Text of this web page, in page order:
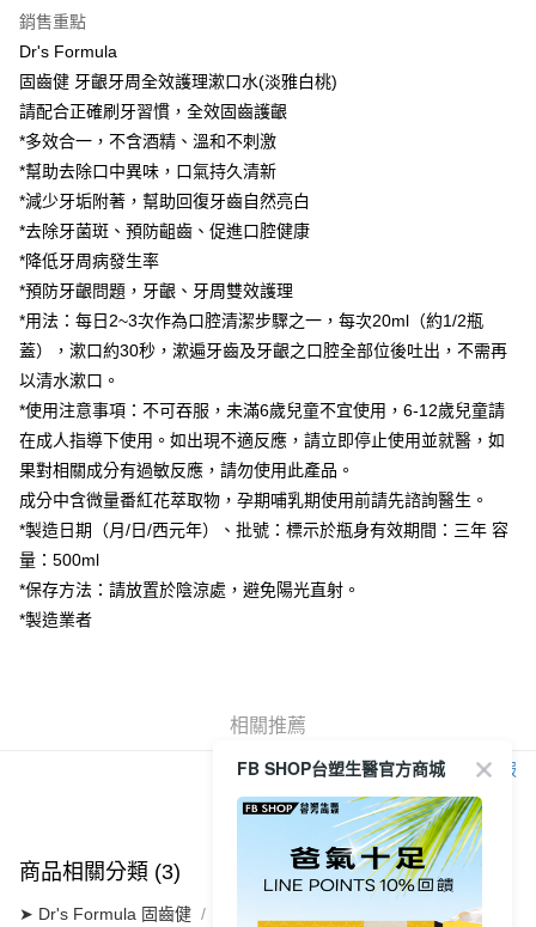
買賣價金債權讓與本公司後，依約使用本公司帳單繳交帳款。
2.基於同意付款使用「大哥付你分期」之契約關係目的，商店將以您的個人
資料（包含姓名、電話或地址）提供予台灣大哥大進項蒐集、處理及利用，
由本公司與您本人進行分期帳單所需資料之確認、核對及更正。
3.完整用戶服務條款，請詳閱以下連結：
後付繳納相關費用。
※ 交易是否成功請以「AFTEE先享後付 」之結帳頁面顯示為準，若有關於
客戶支援中心」https://netprotections.freshdesk.com/support/home
【注意事項】
１．透過由恩沛科技股份有限公司提供之「AFTEE先享後付」服務完成之交
易，需依本服務之必要範圍內提供個人資料，並將交易相關給付款項請求債
權轉讓予恩沛科技股份有限公司。
https://aftee.tw/terms/#terms3
３．未成年的使用者請事先徵得法定代理人或監護人之同意方可使用
「AFTEE先享後付」，若未經同意申辦者引起之損失，本公司不負相關責
任。
４．使用「AFTEE先享後付」時，將依據個別帳號之用戶狀況，依本公司即
時審查核予不同之上限額度；若仍有額度不足之情形，本公司將視審查結果
５．嚴禁一人註冊多個帳號或使用他人資訊註冊。若發現惡意使用之情形，
恩沛科技股份有限公司將有權停止該用戶之使用額度並採取法律行動。
付款後全家取貨
每筆NT$90，滿NT$1,000(含以上)免運費
萊爾富取貨付款
每筆NT$90，滿NT$1,000(含以上)免運費
付款後萊爾富取貨
每筆NT$90，滿NT$1,000(含以上)免運費
7-11取貨付款
每筆NT$90，滿NT$1,000(含以上)免運費
付款後7-11取貨
每筆NT$90，滿NT$1,000(含以上)免運費
宅配
貨到付款
每筆NT$90，滿NT$1,000(含以上)免運費
銷售重點
Dr's Formula
固齒健 牙齦牙周全效護理漱口水(淡雅白桃)
請配合正確刷牙習慣，全效固齒護齦
*多效合一，不含酒精、溫和不刺激
*幫助去除口中異味，口氣持久清新
*減少牙垢附著，幫助回復牙齒自然亮白
*去除牙菌斑、預防齟齒、促進口腔健康
*降低牙周病發生率
*預防牙齦問題，牙齦、牙周雙效護理
*用法：每日2~3次作為口腔清潔步驟之一，每次20ml（約1/2瓶
蓋），漱口約30秒，漱遍牙齒及牙齦之口腔全部位後吐出，不需再
以清水漱口。
*使用注意事項：不可吞服，未滿6歲兒童不宜使用，6-12歲兒童請
在成人指導下使用。如出現不適反應，請立即停止使用並就醫，如
果對相關成分有過敏反應，請勿使用此產品。
成分中含微量番紅花萃取物，孕期哺乳期使用前請先諮詢醫生。
*製造日期（月/日/西元年）、批號：標示於瓶身有效期間：三年 容
量：500ml
*保存方法：請放置於陰涼處，避免陽光直射。
*製造業者
相關推薦
客服
商品相關分類 (3) 查看全部
➤ Dr's Formula 固齒健
FB SHOP台塑生醫官方商城